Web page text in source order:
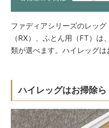
ファディアシリーズのレッ
（RX）、ふとん用（FT）
類が選べます。ハイレッグは
ハイレッグはお掃除ら